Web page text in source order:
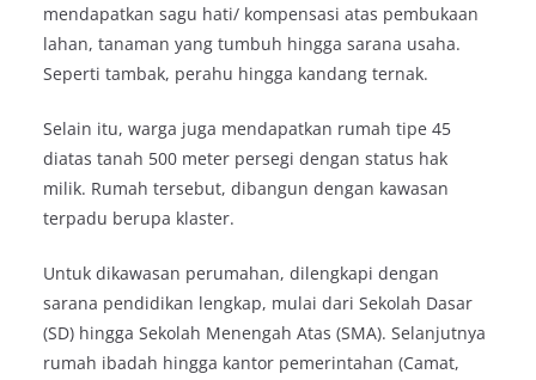
mendapatkan sagu hati/ kompensasi atas pembukaan
lahan, tanaman yang tumbuh hingga sarana usaha.
Seperti tambak, perahu hingga kandang ternak.⁠
Selain itu, warga juga mendapatkan rumah tipe 45
diatas tanah 500 meter persegi dengan status hak
milik. Rumah tersebut, dibangun dengan kawasan
terpadu berupa klaster.
Untuk dikawasan perumahan, dilengkapi dengan
sarana pendidikan lengkap, mulai dari Sekolah Dasar
(SD) hingga Sekolah Menengah Atas (SMA). Selanjutnya
rumah ibadah hingga kantor pemerintahan (Camat,